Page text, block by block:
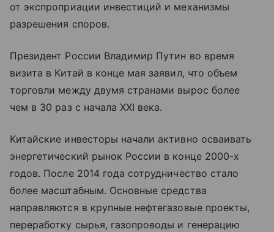
от экспроприации инвестиций и механизмы
разрешения споров.
Президент России Владимир Путин во время
визита в Китай в конце мая заявил, что объем
торговли между двумя странами вырос более
чем в 30 раз с начала XXI века.
Китайские инвесторы начали активно осваивать
энергетический рынок России в конце 2000-х
годов. После 2014 года сотрудничество стало
более масштабным. Основные средства
направляются в крупные нефтегазовые проекты,
переработку сырья, газопроводы и генерацию